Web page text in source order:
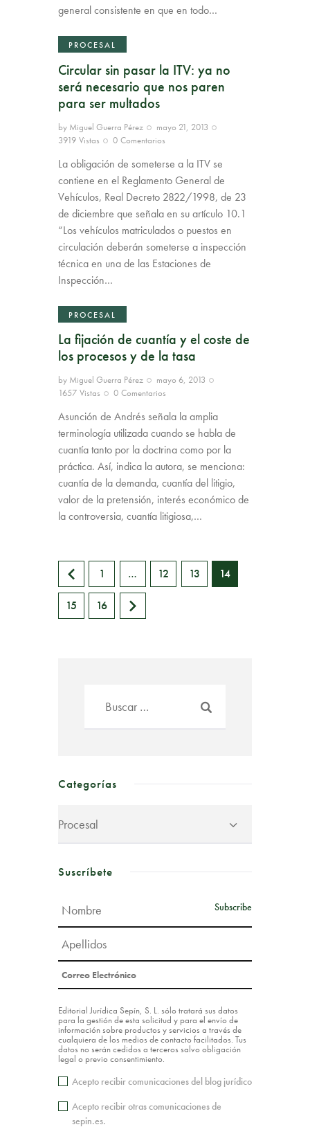
general consistente en que en todo…
PROCESAL
Circular sin pasar la ITV: ya no
será necesario que nos paren
para ser multados
by Miguel Guerra Pérez
mayo 21, 2013
3919 Vistas 0 Comentarios
La obligación de someterse a la ITV se
contiene en el Reglamento General de
Vehículos, Real Decreto 2822/1998, de 23
de diciembre que señala en su artículo 10.1
“Los vehículos matriculados o puestos en
circulación deberán someterse a inspección
técnica en una de las Estaciones de
Inspección…
PROCESAL
La fijación de cuantía y el coste de
los procesos y de la tasa
by Miguel Guerra Pérez
mayo 6, 2013
1657 Vistas 0 Comentarios
Asunción de Andrés señala la amplia
terminología utilizada cuando se habla de
cuantía tanto por la doctrina como por la
práctica. Así, indica la autora, se menciona:
cuantía de la demanda, cuantía del litigio,
valor de la pretensión, interés económico de
la controversia, cuantía litigiosa,…
1 … 12 13 14
15 16
Categorías
Suscríbete
Editorial Jurídica Sepín, S. L. sólo tratará sus datos
para la gestión de esta solicitud y para el envío de
información sobre productos y servicios a través de
cualquiera de los medios de contacto facilitados. Tus
datos no serán cedidos a terceros salvo obligación
legal o previo consentimiento.
Acepto recibir comunicaciones del blog jurídico
Acepto recibir otras comunicaciones de
sepin.es.